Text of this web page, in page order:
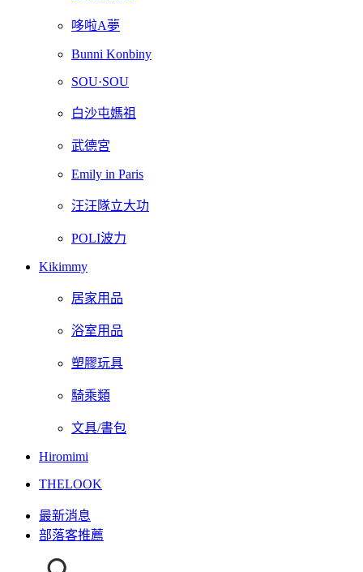
哆啦A夢
Bunni Konbiny
SOU·SOU
白沙屯媽祖
武德宮
Emily in Paris
汪汪隊立大功
POLI波力
Kikimmy
居家用品
浴室用品
塑膠玩具
騎乘類
文具/書包
Hiromimi
THELOOK
最新消息
部落客推薦